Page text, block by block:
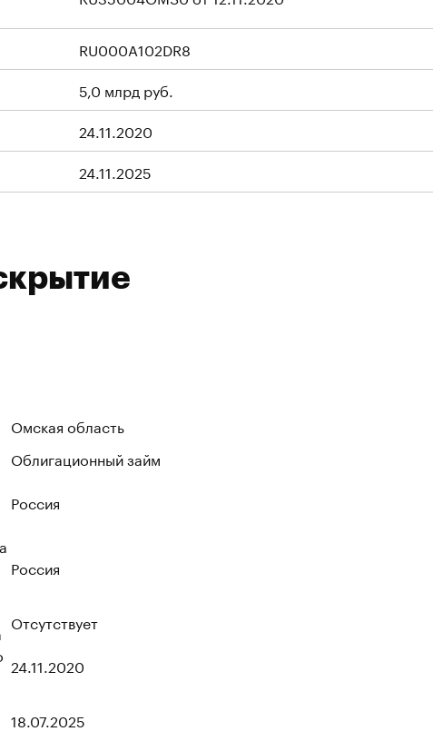
RU000A102DR8
5,0 млрд руб.
24.11.2020
24.11.2025
Омская область
Облигационный займ
Россия
Россия
Отсутствует
24.11.2020
18.07.2025